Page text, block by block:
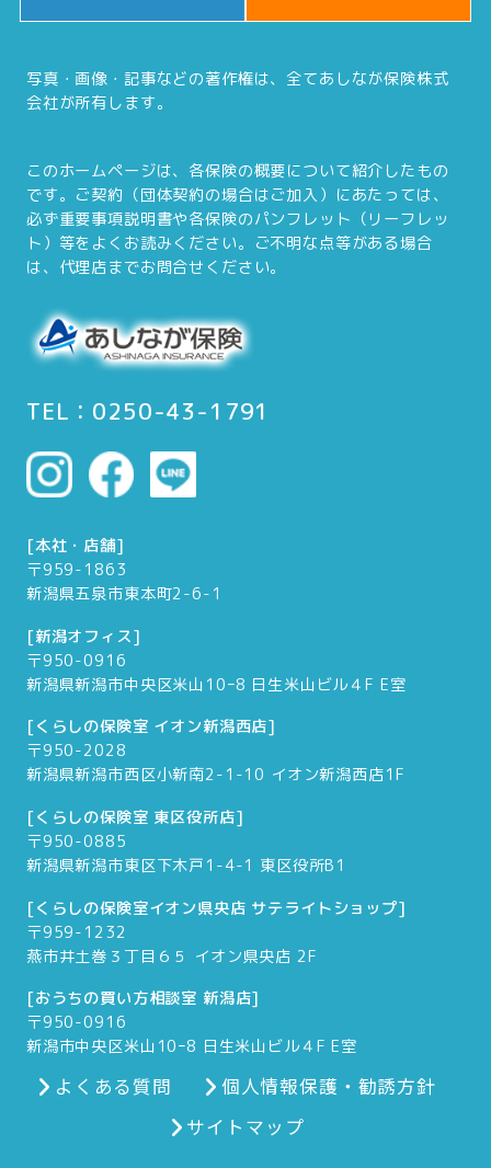
写真・画像・記事などの著作権は、全てあしなが保険株式
会社が所有します。
このホームページは、各保険の概要について紹介したもの
です。ご契約（団体契約の場合はご加入）にあたっては、
必ず重要事項説明書や各保険のパンフレット（リーフレッ
ト）等をよくお読みください。ご不明な点等がある場合
は、代理店までお問合せください。
TEL：0250-43-1791
[本社・店舗]
〒959-1863
新潟県五泉市東本町2-6-1
[新潟オフィス]
〒950-0916
新潟県新潟市中央区米山10ｰ8 日生米山ビル４F E室
[くらしの保険室 イオン新潟西店]
〒950-2028
新潟県新潟市西区小新南2-1-10 イオン新潟西店1F
[くらしの保険室 東区役所店]
〒950-0885
新潟県新潟市東区下木戸1-4-1 東区役所B1
[くらしの保険室イオン県央店 サテライトショップ]
〒959-1232
燕市井土巻３丁目６５ イオン県央店 2F
[おうちの買い方相談室 新潟店]
〒950-0916
新潟市中央区米山10ｰ8 日生米山ビル４F E室
よくある質問
個人情報保護・勧誘方針
サイトマップ